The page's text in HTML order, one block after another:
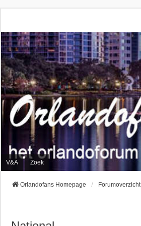
V&A Zoek
Orlandofans Homepage Forumoverzicht